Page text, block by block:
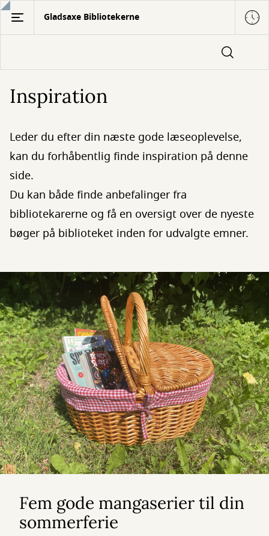
Gå
hovedindhold
Gladsaxe Bibliotekerne
Inspiration
Leder du efter din næste gode læseoplevelse,
kan du forhåbentlig finde inspiration på denne
side.
Du kan både finde anbefalinger fra
bibliotekarerne og få en oversigt over de nyeste
bøger på biblioteket inden for udvalgte emner.
Fem gode mangaserier til din
sommerferie